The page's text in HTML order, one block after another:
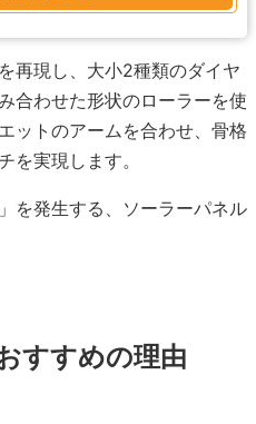
再現し、大小2種類のダイヤ
合わせた形状のローラーを使
ットのアームを合わせ、骨格
を実現します。
を発生する、ソーラーパネル
すすめの理由